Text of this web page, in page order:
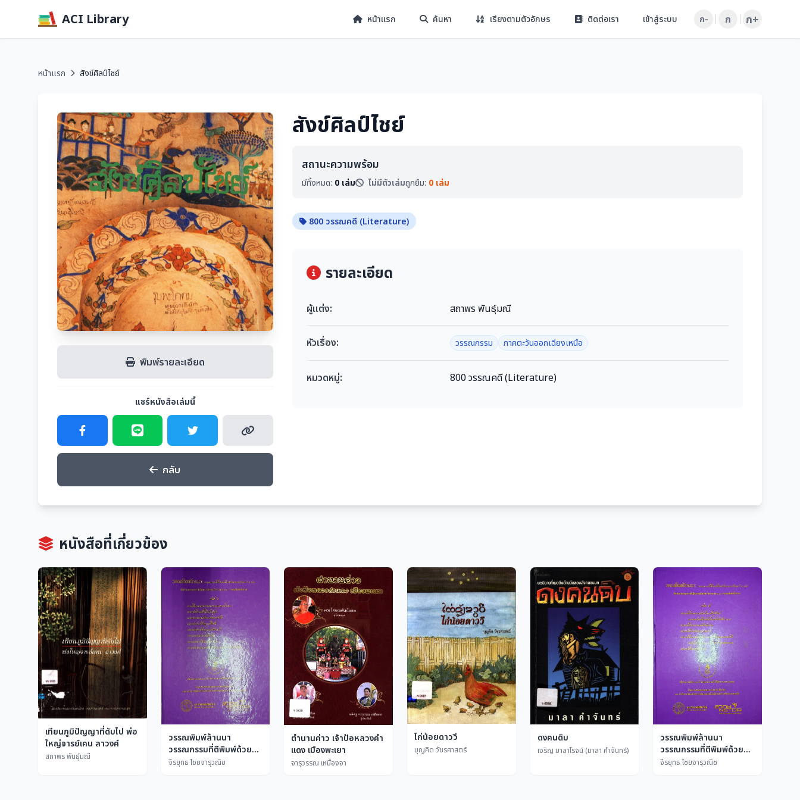
ACI Library หน้าแรก ค้นหา เรียงตามตัวอักษร ติดต่อเรา เข้าสู่ระบบ ก- ก ก+
หน้าแรก สังข์ศิลป์ไชย์
พิมพ์รายละเอียด
แชร์หนังสือเล่มนี้
กลับ
สังข์ศิลป์ไชย์
สถานะความพร้อม
มีทั้งหมด: 0 เล่ม ไม่มีตัวเล่มถูกยืม: 0 เล่ม
800 วรรณคดี (Literature)
รายละเอียด
ผู้แต่ง: สถาพร พันธุ์มณี
หัวเรื่อง: วรรณกรรม ภาคตะวันออกเฉียงเหนือ
หมวดหมู่: 800 วรรณคดี (Literature)
หนังสือที่เกี่ยวข้อง
เทียนภูมิปัญญาที่ดับไป พ่อ
ใหญ่จารย์เคน ลาวงศ์
สถาพร พันธุ์มณี
วรรณพิมพ์ล้านนา
วรรณกรรมที่ตีพิมพ์ด้วย
อักษรธรรมล้านนา 60 เล่ม
จีรยุทธ ไชยจารุวณิช
ตำนานค่าว เจ้าป้อหลวงคำ
แดง เมืองพะเยา
จารุวรรณ เหมืองจา
ไก่น้อยดาววี
บุญคิด วัชรศาสตร์
ดงคนดิบ
เจริญ มาลาโรจน์ (มาลา คำจันทร์)
วรรณพิมพ์ล้านนา
วรรณกรรมที่ตีพิมพ์ด้วย
อักษรธรรมล้านนา 60 เล่ม
จีรยุทธ ไชยจารุวณิช